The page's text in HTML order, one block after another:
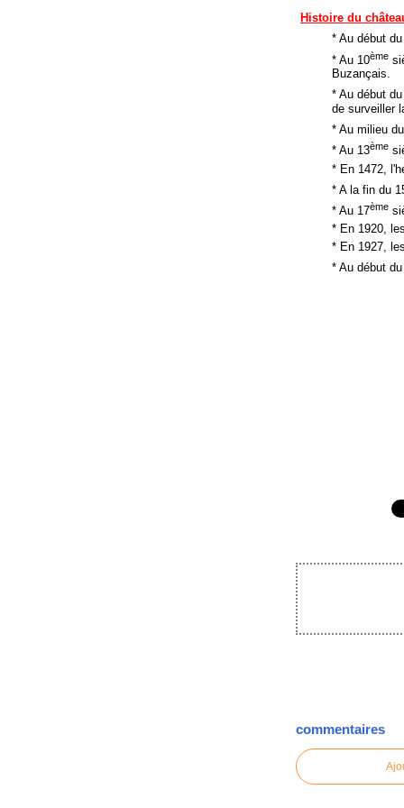
Histoire du
* Au début
* Au 10ème
Buzançais.
* Au début du
de surveiller
* Au milieu
* Au 13ème
* En 1472,
* A la fin du
* Au 17ème
* En 1920,
* En 1927,
* Au début
commentaires